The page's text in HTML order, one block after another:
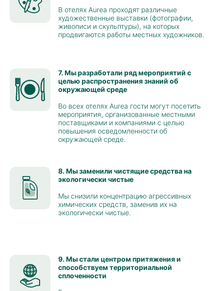
В отелях Aurea проходят различные
художественные выставки (фотографии,
живописи и скульптуры), на которых
продвигаются работы местных художников.
7. Мы разработали ряд мероприятий с
целью распространения знаний об
окружающей среде
Во всех отелях Aurea гости могут посетить
мероприятия, организованные местными
поставщиками и компаниями с целью
повышения осведомленности об
окружающей среде.
8. Мы заменили чистящие средства на
экологически чистые
Мы снизили концентрацию агрессивных
химических средств, заменив их на
экологически чистые.
9. Мы стали центром притяжения и
способствуем территориальной
сплоченности